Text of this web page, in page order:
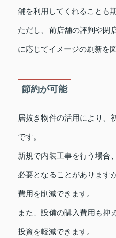
舗を利用してくれることも
ただし、前店舗の評判や閉
に応じてイメージの刷新を
節約が可能
居抜き物件の活用により、
です。
新規で内装工事を行う場合
必要となることがあります
費用を削減できます。
また、設備の購入費用も抑
投資を軽減できます。